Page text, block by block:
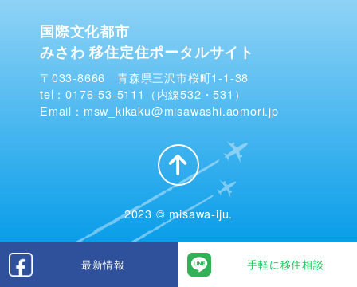
最新情報 手軽に移住相談
国際文化都市
みさわ 移住定住ポータルサイト
〒033-8666 青森県三沢市桜町1-1-38
tel：0176-53-5111（内線532・531）
Email：msw_kikaku@misawashi.aomori.jp
2023 © misawa-iju.